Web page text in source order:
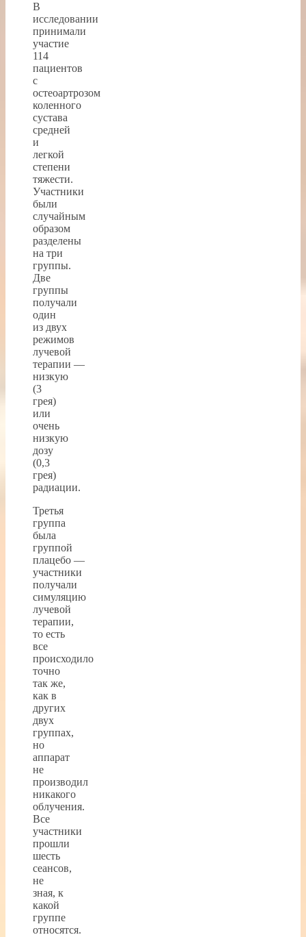
В
исследовании
принимали
участие
114
пациентов
с
остеоартрозом
коленного
сустава
средней
и
легкой
степени
тяжести.
Участники
были
случайным
образом
разделены
на три
группы.
Две
группы
получали
один
из двух
режимов
лучевой
терапии —
низкую
(3
грея)
или
очень
низкую
дозу
(0,3
грея)
радиации.
Третья
группа
была
группой
плацебо —
участники
получали
симуляцию
лучевой
терапии,
то есть
все
происходило
точно
так же,
как в
других
двух
группах,
но
аппарат
не
производил
никакого
облучения.
Все
участники
прошли
шесть
сеансов,
не
зная, к
какой
группе
относятся.